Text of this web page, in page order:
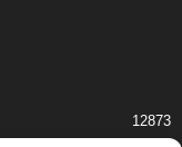
12873